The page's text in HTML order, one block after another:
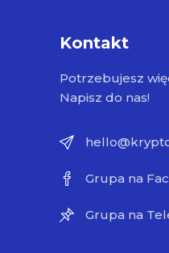
Kontakt
Potrzebujesz
Napisz do nas!
Grupa na
Grupa na